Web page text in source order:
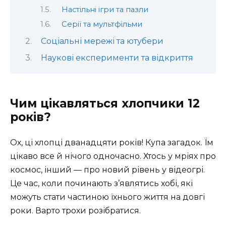
Настільні ігри та пазли
Серії та мультфільми
Соціальні мережі та ютубери
Наукові експерименти та відкриття
Чим цікавляться хлопчики 12
років?
Ох, ці хлопці дванадцяти років! Купа загадок. Їм
цікаво все й нічого одночасно. Хтось у мріях про
космос, інший — про новий рівень у відеогрі.
Це час, коли починають з’являтись хобі, які
можуть стати частиною їхнього життя на довгі
роки. Варто трохи розібратися.